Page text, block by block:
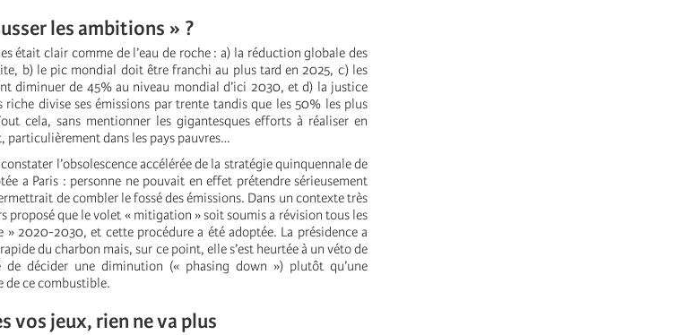
les ambitions » ?
était clair comme de l’eau de roche : a) la réduction globale des
b) le pic mondial doit être franchi au plus tard en 2025, c) les
diminuer de 45% au niveau mondial d’ici 2030, et d) la justice
divise ses émissions par trente tandis que les 50% les plus
cela, sans mentionner les gigantesques efforts à réaliser en
particulièrement dans les pays pauvres…
l’obsolescence accélérée de la stratégie quinquennale de
a Paris : personne ne pouvait en effet prétendre sérieusement
de combler le fossé des émissions. Dans un contexte très
proposé que le volet « mitigation » soit soumis a révision tous les
» 2020-2030, et cette procédure a été adoptée. La présidence a
du charbon mais, sur ce point, elle s’est heurtée à un véto de
de décider une diminution (« phasing down ») plutôt qu’une
de ce combustible.
vos jeux, rien ne va plus